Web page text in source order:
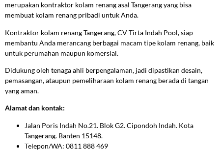
merupakan kontraktor kolam renang asal Tangerang yang bisa
membuat kolam renang pribadi untuk Anda.
Kontraktor kolam renang Tangerang, CV Tirta Indah Pool, siap
membantu Anda merancang berbagai macam tipe kolam renang, baik
untuk perumahan maupun komersial.
Didukung oleh tenaga ahli berpengalaman, jadi dipastikan desain,
pemasangan, ataupun pemeliharaan kolam renang berada di tangan
yang aman.
Alamat dan kontak:
Jalan Poris Indah No.21. Blok G2. Cipondoh Indah. Kota
Tangerang. Banten 15148.
Telepon/WA: 0811 888 469